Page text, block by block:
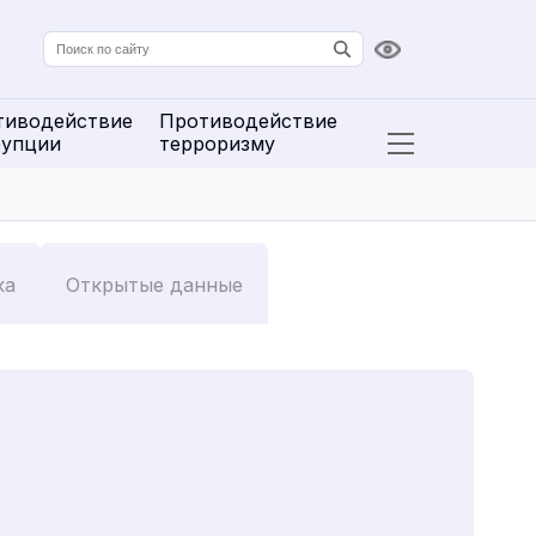
Версия для
Противодействие
терроризму
Открыть
Открытые данные